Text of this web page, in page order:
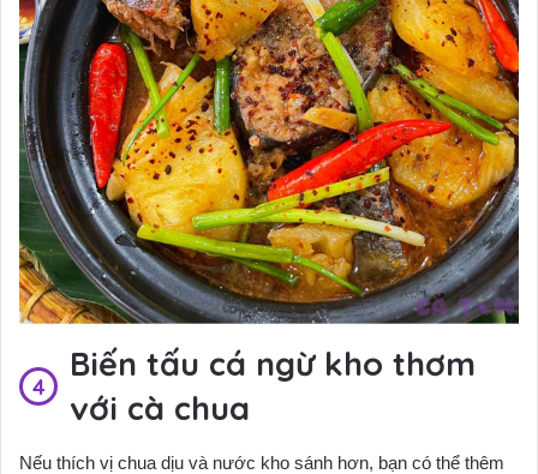
Biến tấu cá ngừ kho thơm
với cà chua
Nếu thích vị chua dịu và nước kho sánh hơn, bạn có thể thêm